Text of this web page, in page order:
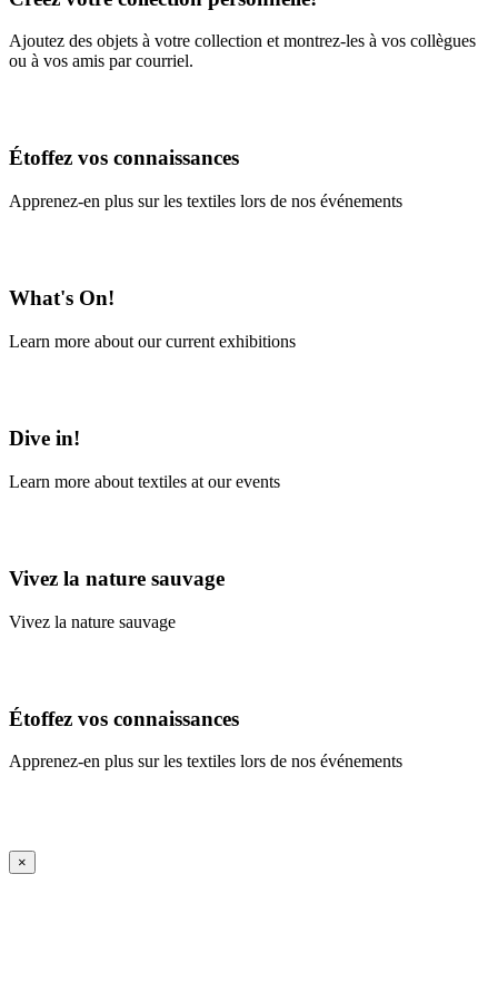
Ajoutez des objets à votre collection et montrez-les à vos collègues
ou à vos amis par courriel.
Étoffez vos connaissances
Apprenez-en plus sur les textiles lors de nos événements
What's On!
Learn more about our current exhibitions
Dive in!
Learn more about textiles at our events
Vivez la nature sauvage
Vivez la nature sauvage
Étoffez vos connaissances
Apprenez-en plus sur les textiles lors de nos événements
iFrame Title
×